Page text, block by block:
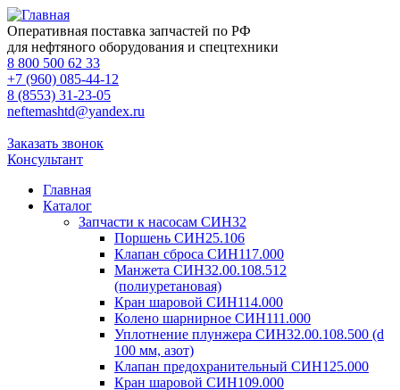
Оперативная поставка запчастей по РФ
для нефтяного оборудования и спецтехники
8 800 500 62 33
+7 (960) 085-44-12
8 (8553) 31-23-05
neftemashtd@yandex.ru
Заказать звонок
Консультант
Главная
Каталог
Запчасти к насосам СИН32
Поршень СИН25.106
Клапан сброса СИН117.000
Манжета СИН32.00.108.512
(полиуретановая)
Кран шаровой СИН114.000
Колено шарнирное СИН111.000
Уплотнение плунжера СИН32.00.108.500 (d
100 мм, азот)
Клапан предохранительный СИН125.000
Кран шаровой СИН109.000